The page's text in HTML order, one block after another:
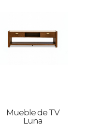
Mueble de TV
Luna